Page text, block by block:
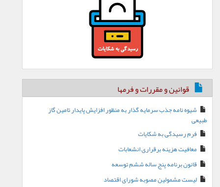
قوانین و مقررات و فرمها
شیوه نامه جذب سرمایه گذار به منظور افزایش پایدار تامین گاز
طبیعی
فرم رسیدگی به شکایات
معافیت هزینه برقراری انشعابات
قانون برنامه پنج ساله ششم توسعه
لیست مشمولین مصوبه شورای اقتصاد